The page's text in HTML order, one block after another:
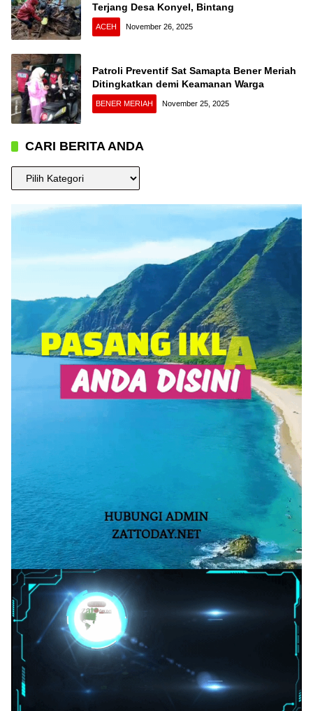
Terjang Desa Konyel, Bintang
ACEH November 26, 2025
Patroli Preventif Sat Samapta Bener Meriah
Ditingkatkan demi Keamanan Warga
BENER MERIAH November 25, 2025
CARI BERITA ANDA
CARI
BERITA